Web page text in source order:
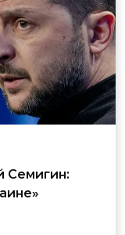
Семигин: